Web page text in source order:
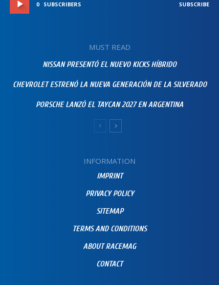
0 SUBSCRIBERS SUBSCRIBE
MUST READ
NISSAN PRESENTÓ EL NUEVO KICKS HÍBRIDO
CHEVROLET ESTRENÓ LA NUEVA GENERACIÓN DE LA SILVERADO
PORSCHE LANZÓ EL TAYCAN 2027 EN ARGENTINA
INFORMATION
IMPRINT
PRIVACY POLICY
SITEMAP
TERMS AND CONDITIONS
ABOUT RACEMAG
CONTACT